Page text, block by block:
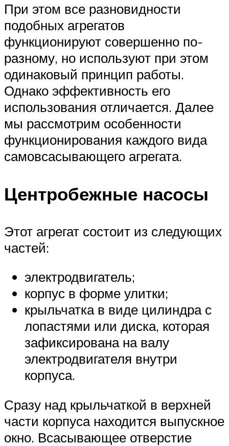
При этом все разновидности
подобных агрегатов
функционируют совершенно по-
разному, но используют при этом
одинаковый принцип работы.
Однако эффективность его
использования отличается. Далее
мы рассмотрим особенности
функционирования каждого вида
самовсасывающего агрегата.
Центробежные насосы
Этот агрегат состоит из следующих
частей:
электродвигатель;
корпус в форме улитки;
крыльчатка в виде цилиндра с
лопастями или диска, которая
зафиксирована на валу
электродвигателя внутри
корпуса.
Сразу над крыльчаткой в верхней
части корпуса находится выпускное
окно. Всасывающее отверстие